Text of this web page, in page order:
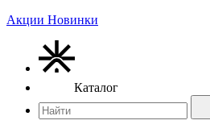
Акции Новинки
Каталог